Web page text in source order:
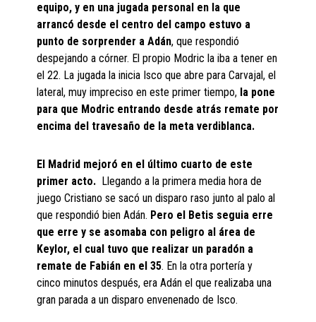
equipo, y en una jugada personal en la que
arrancó desde el centro del campo estuvo a
punto de sorprender a Adán, que respondió
despejando a córner. El propio Modric la iba a tener en
el 22. La jugada la inicia Isco que abre para Carvajal, el
lateral, muy impreciso en este primer tiempo, la pone
para que Modric entrando desde atrás remate por
encima del travesaño de la meta verdiblanca.
El Madrid mejoró en el último cuarto de este
primer acto. Llegando a la primera media hora de
juego Cristiano se sacó un disparo raso junto al palo al
que respondió bien Adán. Pero el Betis seguia erre
que erre y se asomaba con peligro al área de
Keylor, el cual tuvo que realizar un paradón a
remate de Fabián en el 35. En la otra portería y
cinco minutos después, era Adán el que realizaba una
gran parada a un disparo envenenado de Isco.